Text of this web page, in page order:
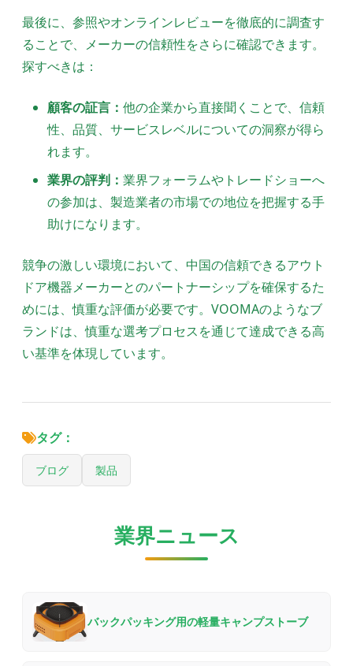
最後に、参照やオンラインレビューを徹底的に調査す
ることで、メーカーの信頼性をさらに確認できます。
探すべきは：
顧客の証言： 他の企業から直接聞くことで、信頼
性、品質、サービスレベルについての洞察が得ら
れます。
業界の評判： 業界フォーラムやトレードショーへ
の参加は、製造業者の市場での地位を把握する手
助けになります。
競争の激しい環境において、中国の信頼できるアウト
ドア機器メーカーとのパートナーシップを確保するた
めには、慎重な評価が必要です。VOOMAのようなブ
ランドは、慎重な選考プロセスを通じて達成できる高
い基準を体現しています。
タグ：
ブログ 製品
業界ニュース
バックパッキング用の軽量キャンプストーブ